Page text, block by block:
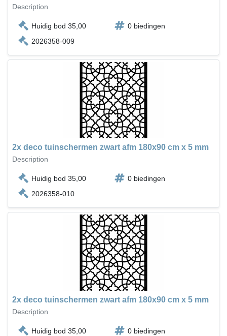
Description
Huidig bod 35,00
0 biedingen
2026358-009
2x deco tuinschermen zwart afm 180x90 cm x 5 mm
Description
Huidig bod 35,00
0 biedingen
2026358-010
2x deco tuinschermen zwart afm 180x90 cm x 5 mm
Description
Huidig bod 35,00
0 biedingen